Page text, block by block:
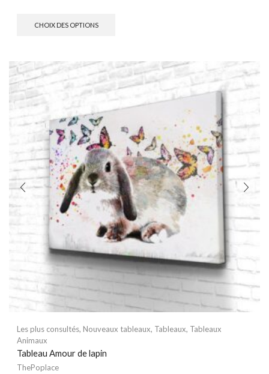
CHOIX DES OPTIONS
Les plus consultés, Nouveaux tableaux, Tableaux, Tableaux
Animaux
Tableau Amour de lapin
ThePoplace